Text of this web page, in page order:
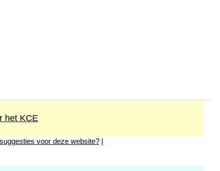
het KCE
voor deze website?|